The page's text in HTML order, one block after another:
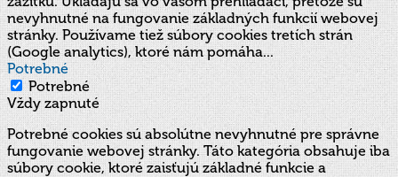
nevyhnutné na fungovanie základných funkcií webovej
stránky. Používame tiež súbory cookies tretích strán
(Google analytics), ktoré nám pomáha...
Potrebné
Potrebné
Vždy zapnuté
Potrebné cookies sú absolútne nevyhnutné pre správne
fungovanie webovej stránky. Táto kategória obsahuje iba
súbory cookie, ktoré zaisťujú základné funkcie a